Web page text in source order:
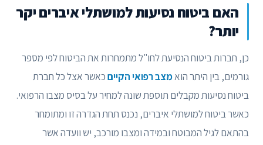
האם ביטוח נסיעות למושתלי איברים יקר
יותר?
כן, חברות ביטוח הנסיעת לחו"ל מתמחרות את הביטוח לפי מספר
גורמים, בין היתר הואמצב רפואי הקייםכאשר אצל כל חברת
ביטוח נסיעות מקבלים תוספת שונה למחיר על בסיס מצבו הרפואי.
כאשר ביטוח למושתלי איברים, נכנס תחת הגדרה זו ומתומחר
בהתאם לגיל המבוטח ובמידה ומצבו מורכב, יש וועדה אשר